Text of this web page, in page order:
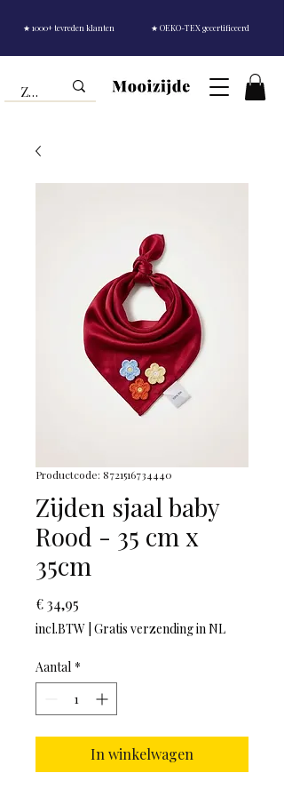
★ 1000+ tevreden klanten ★ OEKO-TEX gecertificeerd
Productcode: 8721516734440
Zijden sjaal baby
Rood - 35 cm x
35cm
€ 34,95
incl.BTW Gratis verzending in NL
Aantal *
In winkelwagen